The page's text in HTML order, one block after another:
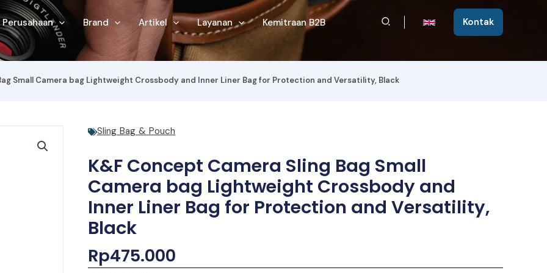
Perusahaan Brand Artikel Layanan Kemitraan B2B Cari Kontak
Small Camera bag Lightweight Crossbody and Inner Liner Bag for Protection and Versatility, Black
Sling Bag & Pouch
K&F Concept Camera Sling Bag Small
Camera bag Lightweight Crossbody and
Inner Liner Bag for Protection and Versatility,
Black
Rp475.000